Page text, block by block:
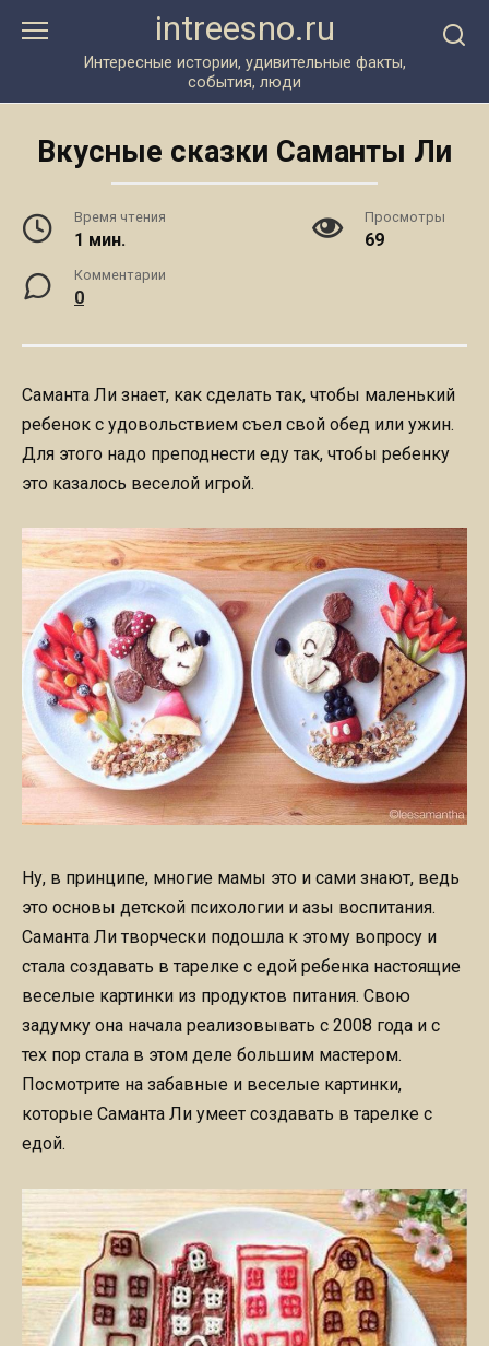
intreesno.ru
Интересные истории, удивительные факты,
события, люди
Вкусные сказки Саманты Ли
Время чтения
1 мин.
Просмотры
69
Комментарии
0
Саманта Ли знает, как сделать так, чтобы маленький
ребенок с удовольствием съел свой обед или ужин.
Для этого надо преподнести еду так, чтобы ребенку
это казалось веселой игрой.
Ну, в принципе, многие мамы это и сами знают, ведь
это основы детской психологии и азы воспитания.
Саманта Ли творчески подошла к этому вопросу и
стала создавать в тарелке с едой ребенка настоящие
веселые картинки из продуктов питания. Свою
задумку она начала реализовывать с 2008 года и с
тех пор стала в этом деле большим мастером.
Посмотрите на забавные и веселые картинки,
которые Саманта Ли умеет создавать в тарелке с
едой.